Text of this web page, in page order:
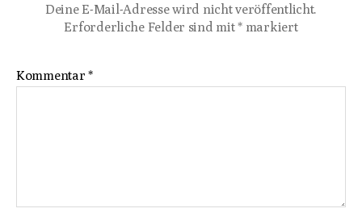
Deine E-Mail-Adresse wird nicht veröffentlicht.
Erforderliche Felder sind mit* markiert
Kommentar*